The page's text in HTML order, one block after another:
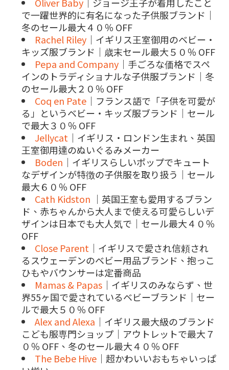
Oliver Baby ｜ジョージ王子が着用したこと
で一躍世界的に有名になった子供服ブランド｜
冬のセール最大４０％ OFF
Rachel Riley ｜イギリス王室御用のベビー・
キッズ服ブランド｜歳末セール最大５０％ OFF
Pepa and Company ｜手ごろな価格でスペ
インのトラディショナルな子供服ブランド｜冬
のセール最大２０％ OFF
Coq en Pate ｜フランス語で「子供を可愛が
る」というベビー・キッズ服ブランド｜セール
で最大３０％ OFF
Jellycat ｜イギリス・ロンドン生まれ、英国
王室御用達のぬいぐるみメーカー
Boden ｜イギリスらしいポップでキュート
なデザインが特徴の子供服を取り扱う｜セール
最大６０％ OFF
Cath Kidston ｜英国王室も愛用するブラン
ド、赤ちゃんから大人まで使える可愛らしいデ
ザインは日本でも大人気で｜セール最大４０％
OFF
Close Parent ｜イギリスで愛され信頼され
るスウェーデンのベビー用品ブランド、抱っこ
ひもやバウンサーは定番商品
Mamas & Papas ｜イギリスのみならず、世
界55ヶ国で愛されているベビーブランド｜セー
ルで最大５０％ OFF
Alex and Alexa ｜イギリス最大級のブランド
こども服専門ショップ｜アウトレットで最大７
０％ OFF、冬のセール最大４０％ OFF
The Bebe Hive ｜超かわいいおもちゃいっぱ